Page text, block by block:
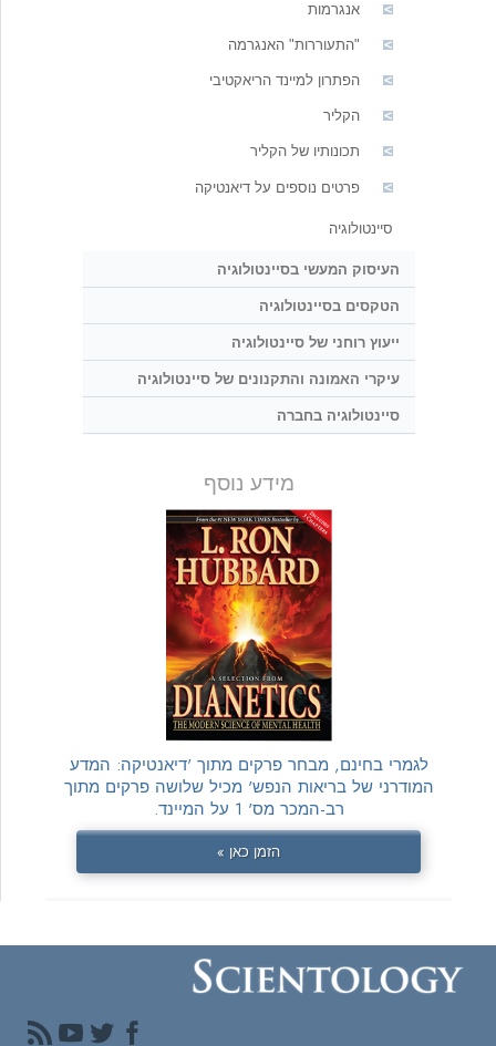
אנגרמות
"התעוררות" האנגרמה
הפתרון למיינד הריאקטיבי
הקליר
תכונותיו של הקליר
פרטים נוספים על דיאנטיקה
סיינטולוגיה
העיסוק המעשי בסיינטולוגיה
הטקסים בסיינטולוגיה
ייעוץ רוחני של סיינטולוגיה
עיקרי האמונה והתקנונים של סיינטולוגיה
סיינטולוגיה בחברה
מידע נוסף
לגמרי בחינם, מבחר פרקים מתוך 'דיאנטיקה: המדע
המודרני של בריאות הנפש' מכיל שלושה פרקים מתוך
רב-המכר מס' 1 על המיינד.
הזמן כאן »